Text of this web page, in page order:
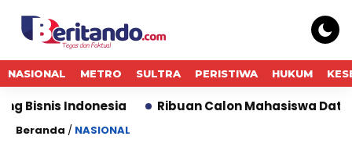
NASIONAL METRO SULTRA PERISTIWA HUKUM
Ribuan Calon Mahasiswa Datangi &
Beranda / NASIONAL